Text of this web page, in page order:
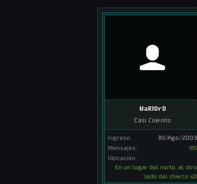
WaRlOrD
Casi Cuevino
Ingreso:
30/Ago/2003
Mensajes:
85
Ubicación:
En un lugar del norte, al otro
lado del charco xD